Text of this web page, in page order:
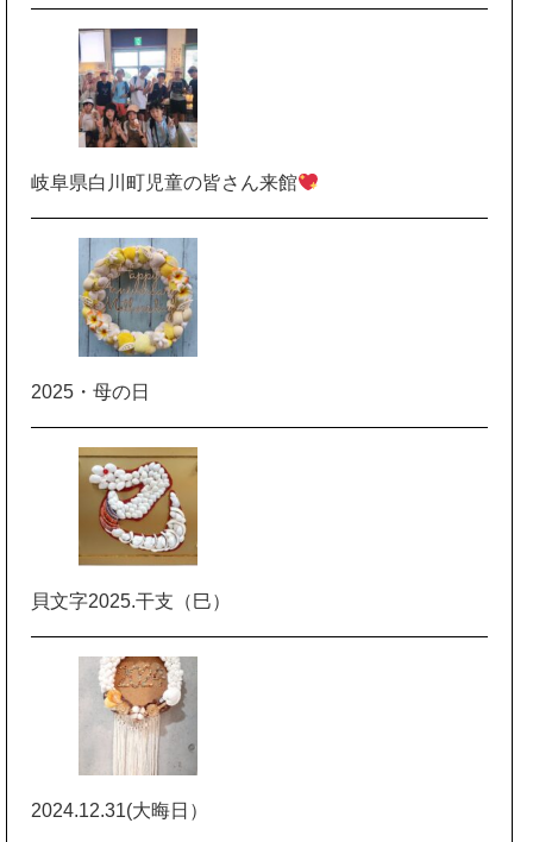
岐阜県白川町児童の皆さん来館
2025・母の日
貝文字2025.干支（巳）
2024.12.31(大晦日）